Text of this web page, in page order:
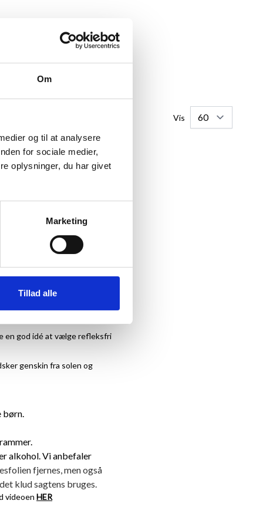
Om
og til at analysere
for sociale medier,
oplysninger, du har givet
Marketing
Tillad alle
Vis
DINE
på mål og efter
en god idé at vælge refleksfri
genskin fra solen og
børn.
alkohol. Vi anbefaler
fjernes, men også
klud sagtens bruges.
videoen HER